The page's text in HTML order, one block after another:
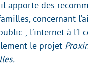
apporte des
concernant
; l’internet à
le projet